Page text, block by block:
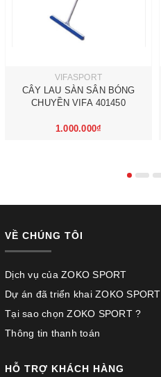
VIFASPORT
CÂY LAU SÀN SÂN BÓNG
CHUYỀN VIFA 401450
1.000.000₫
VỀ CHÚNG TÔI
Dịch vụ của ZOKO SPORT
Dự án đã triển khai ZOKO SPORT
Tại sao chọn ZOKO SPORT ?
Thông tin thanh toán
HỖ TRỢ KHÁCH HÀNG